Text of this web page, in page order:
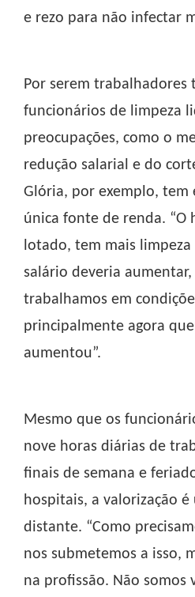
e rezo para não infectar
Por serem trabalhadores
funcionários de limpeza
preocupações, como o
redução salarial e do
Glória, por exemplo, tem
única fonte de renda. “O
lotado, tem mais limpeza
salário deveria
trabalhamos em
principalmente agora
aumentou”.
Mesmo que os
nove horas diárias de
finais de semana e
hospitais, a valorização é
distante. “Como
nos submetemos a isso,
na profissão. Não somos